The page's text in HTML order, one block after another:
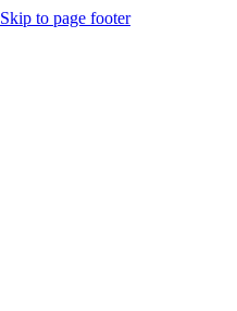
Skip to page footer